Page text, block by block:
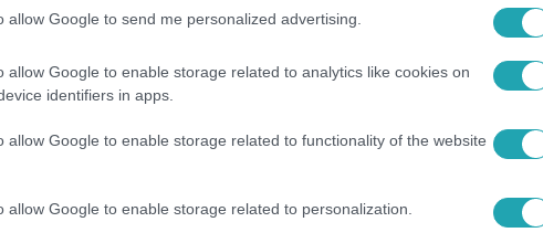
allow Google to send me personalized advertising.
allow Google to enable storage related to analytics like cookies on
identifiers in apps.
allow Google to enable storage related to functionality of the website
allow Google to enable storage related to personalization.